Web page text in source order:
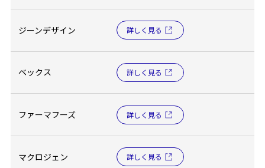
ジーンデザイン 詳しく見る
ベックス 詳しく見る
ファーマフーズ 詳しく見る
マクロジェン 詳しく見る